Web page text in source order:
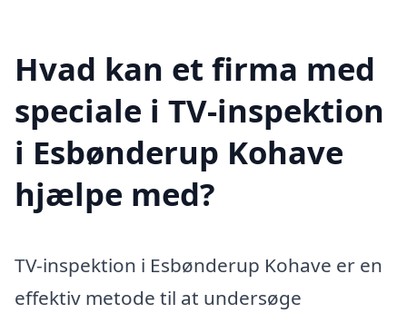
Hvad kan et firma med
speciale i TV-inspektion
i Esbønderup Kohave
hjælpe med?
TV-inspektion i Esbønderup Kohave er en
effektiv metode til at undersøge